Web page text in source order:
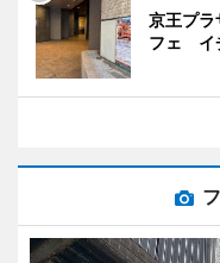
京王プラ
フェ イ